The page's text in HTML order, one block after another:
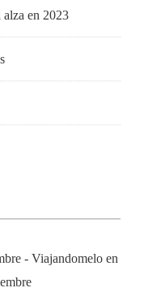
en 2023
- Viajandomelo en